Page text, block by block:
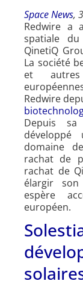
Space News,
Redwire a
spatiale
QinetiQ
La société
et
Redwire
Depuis
domaine
rachat de
rachat de
élargir
espère
européen.